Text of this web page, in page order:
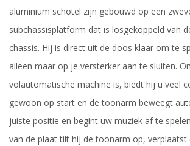
aluminium schotel zijn gebouwd op een
subchassisplatform dat is losgekoppeld van
chassis. Hij is direct uit de doos klaar om te
alleen maar op je versterker aan te sluiten.
volautomatische machine is, biedt hij u veel
gewoon op start en de toonarm beweegt
juiste positie en begint uw muziek af te
van de plaat tilt hij de toonarm op, verplaatst